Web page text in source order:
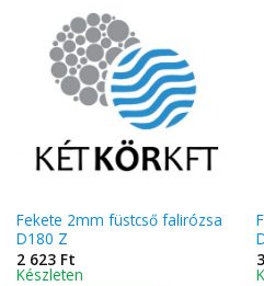
Fekete 2mm füstcső falirózsa
D180 Z
2 623 Ft
Készleten